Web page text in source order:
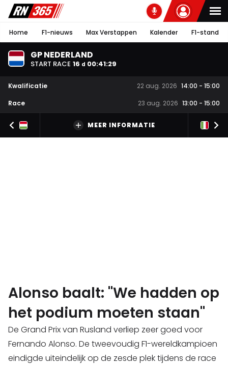
Home F1-nieuws Max Verstappen Kalender F1-stand
GP NEDERLAND
START RACE 16 d 00:41:28
Kwalificatie 22 aug. 2026 14:00 - 15:00
Race
23 aug. 2026 13:00 - 15:00
MEER INFORMATIE
Alonso baalt: "We hadden op
het podium moeten staan"
De Grand Prix van Rusland verliep zeer goed voor
Fernando Alonso. De tweevoudig F1-wereldkampioen
eindigde uiteindelijk op de zesde plek tijdens de race